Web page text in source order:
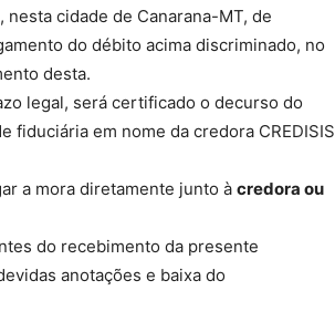
nesta cidade de Canarana-MT, de
do débito acima discriminado, no
desta.
legal, será certificado o decurso do
fiduciária em nome da credora CREDISIS
a mora diretamente junto à credora ou
do recebimento da presente
anotações e baixa do